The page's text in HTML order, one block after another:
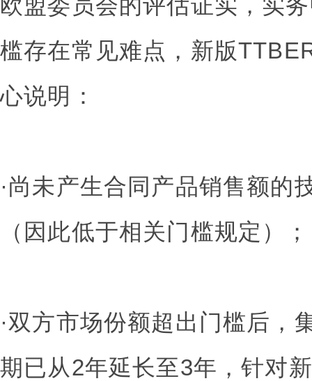
欧盟委员会的评估证实，实
槛存在常见难点，新版
心说明：
·尚未产生合同产品销售额的
（因此低于相关门槛规定）；
·双方市场份额超出门槛后，
期已从2年延长至3年，针对